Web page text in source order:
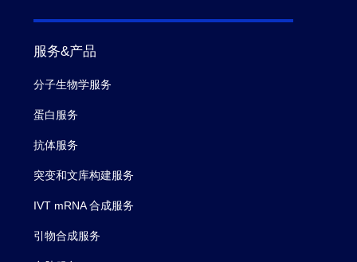
服务&产品
分子生物学服务
蛋白服务
抗体服务
突变和文库构建服务
IVT mRNA 合成服务
引物合成服务